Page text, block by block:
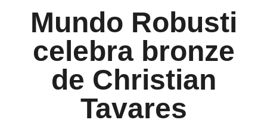
Mundo Robusti
celebra bronze
de Christian
Tavares